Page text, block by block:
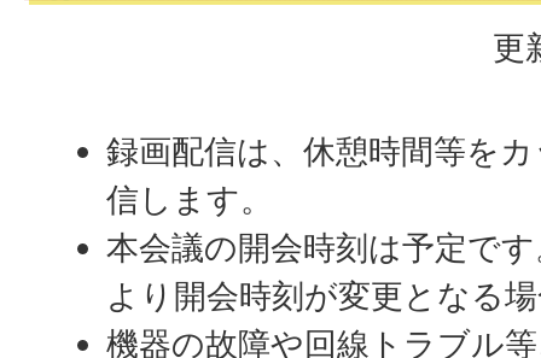
更
録画配信は、休憩時間等を
信します。
本会議の開会時刻は予定で
より開会時刻が変更となる
機器の故障や回線トラブル